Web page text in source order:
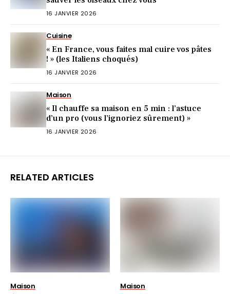
16 JANVIER 2026
Cuisine
« En France, vous faites mal cuire vos pâtes
! » (les Italiens choqués)
16 JANVIER 2026
Maison
« Il chauffe sa maison en 5 min : l’astuce
d’un pro (vous l’ignoriez sûrement) »
16 JANVIER 2026
RELATED ARTICLES
Maison Maison